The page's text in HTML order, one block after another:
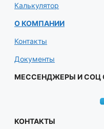
Калькулятор
О КОМПАНИИ
Контакты
Документы
МЕССЕНДЖЕРЫ И СОЦ
КОНТАКТЫ